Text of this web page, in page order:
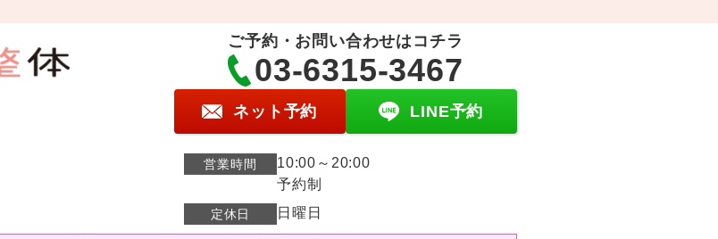
ご予約・お問い合わせはコチラ
03-6315-3467
ネット予約 LINE予約
営業時間
10:00～20:00
予約制
定休日 日曜日